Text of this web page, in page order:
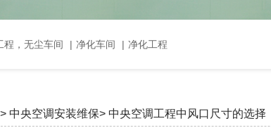
程，无尘车间 | 净化车间 | 净化工程
中央空调安装维保> 中央空调工程中风口尺寸的选择